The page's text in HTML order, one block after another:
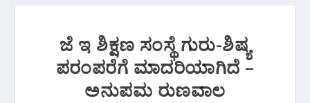
ಜೆ ಇ ಶಿಕ್ಷಣ ಸಂಸ್ಥೆ ಗುರು-ಶಿಷ್ಯ
ಪರಂಪರೆಗೆ ಮಾದರಿಯಾಗಿದೆ –
ಅನುಪಮ ರುಣವಾಲ